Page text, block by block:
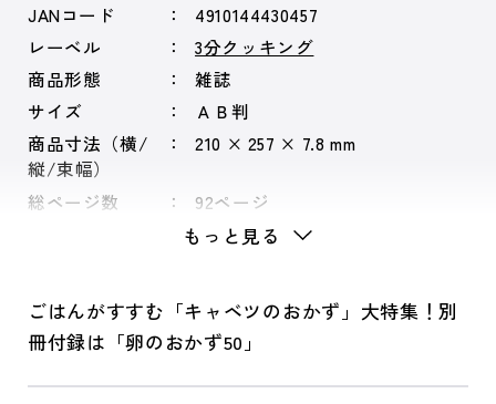
JANコード
4910144430457
レーベル
3分クッキング
商品形態
雑誌
サイズ
ＡＢ判
商品寸法（横/
縦/束幅）
210 × 257 × 7.8 mm
総ページ数 92ページ
もっと見る
ごはんがすすむ「キャベツのおかず」大特集！別
冊付録は「卵のおかず50」